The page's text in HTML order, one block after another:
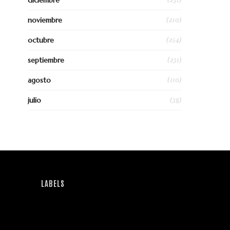
noviembre (210)
octubre (254)
septiembre (231)
agosto (110)
julio (38)
LABELS